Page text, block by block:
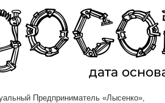
Предприниматель «Лысенко»,